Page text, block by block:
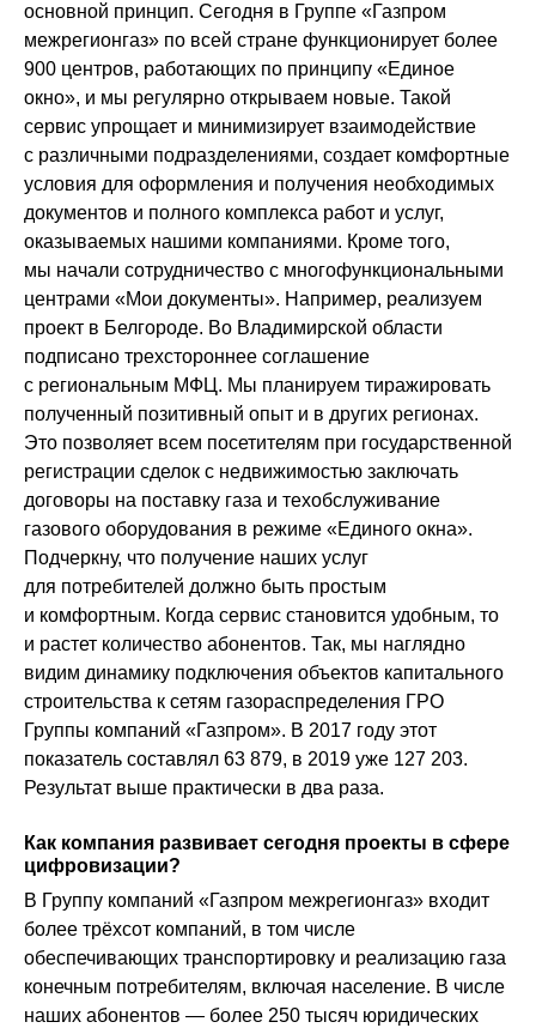
основной принцип. Сегодня в Группе «Газпром
межрегионгаз» по всей стране функционирует более
900 центров, работающих по принципу «Единое
окно», и мы регулярно открываем новые. Такой
сервис упрощает и минимизирует взаимодействие
с различными подразделениями, создает комфортные
условия для оформления и получения необходимых
документов и полного комплекса работ и услуг,
оказываемых нашими компаниями. Кроме того,
мы начали сотрудничество с многофункциональными
центрами «Мои документы». Например, реализуем
проект в Белгороде. Во Владимирской области
подписано трехстороннее соглашение
с региональным МФЦ. Мы планируем тиражировать
полученный позитивный опыт и в других регионах.
Это позволяет всем посетителям при государственной
регистрации сделок с недвижимостью заключать
договоры на поставку газа и техобслуживание
газового оборудования в режиме «Единого окна».
Подчеркну, что получение наших услуг
для потребителей должно быть простым
и комфортным. Когда сервис становится удобным, то
и растет количество абонентов. Так, мы наглядно
видим динамику подключения объектов капитального
строительства к сетям газораспределения ГРО
Группы компаний «Газпром». В 2017 году этот
показатель составлял 63 879, в 2019 уже 127 203.
Результат выше практически в два раза.
Как компания развивает сегодня проекты в сфере
цифровизации?
В Группу компаний «Газпром межрегионгаз» входит
более трёхсот компаний, в том числе
обеспечивающих транспортировку и реализацию газа
конечным потребителям, включая население. В числе
наших абонентов — более 250 тысяч юридических